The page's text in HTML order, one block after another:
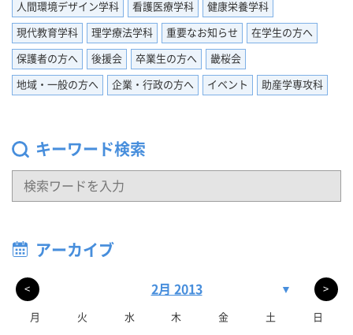
人間環境デザイン学科 看護医療学科 健康栄養学科
現代教育学科 理学療法学科 重要なお知らせ 在学生の方へ
保護者の方へ 後援会 卒業生の方へ 畿桜会
地域・一般の方へ 企業・行政の方へ イベント 助産学専攻科
キーワード検索
アーカイブ
< 2月 2013 ▼ >
月 火 水 木 金 土 日